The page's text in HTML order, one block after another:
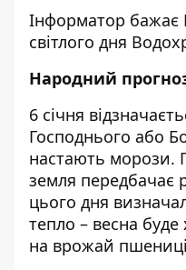
Інформатор бажає
світлого дня
Народний
6 січня
Господнього або
настають морози.
земля передбачає
цього дня
тепло – весна
на врожай